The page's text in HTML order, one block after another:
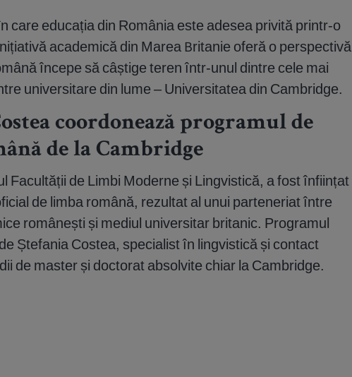
care educația din România este adesea privită printr-o
academică din Marea Britanie oferă o perspectivă
începe să câștige teren într-unul dintre cele mai
universitare din lume – Universitatea din Cambridge.
coordonează programul de
de la Cambridge
Facultății de Limbi Moderne și Lingvistică, a fost înființat
de limba română, rezultat al unui parteneriat între
românești și mediul universitar britanic. Programul
Ștefania Costea, specialist în lingvistică și contact
de master și doctorat absolvite chiar la Cambridge.